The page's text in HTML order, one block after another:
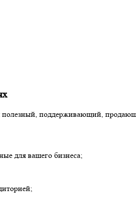
полезный, поддерживающий,
для вашего бизнеса;